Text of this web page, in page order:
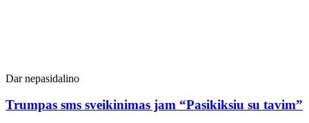
Dar nepasidalino
Trumpas sms sveikinimas jam “Pasikiksiu su tavim”